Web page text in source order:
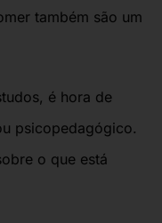
também são um
é hora de
psicopedagógico.
o que está